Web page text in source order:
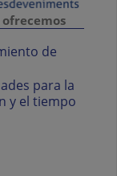
de
para la
y el tiempo